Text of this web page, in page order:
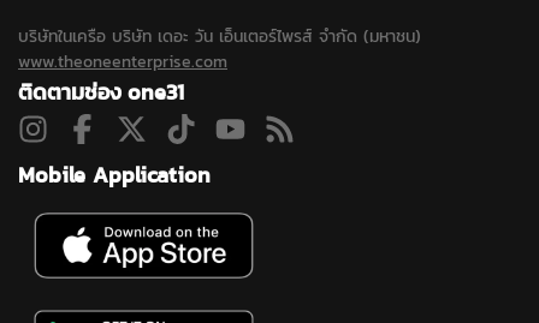
บริษัทในเครือ บริษัท เดอะ วัน เอ็นเตอร์ไพรส์ จำกัด (มหาชน)
www.theoneenterprise.com
ติดตามช่อง one31
Mobile Application